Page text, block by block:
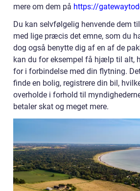
mere om dem på https://
Du kan selvfølgelig henvende dem
med lige præcis det emne, som du
dog også benytte dig af en af de
kan du for eksempel få hjælp til alt,
for i forbindelse med din flytning.
finde en bolig, registrere din bil,
overholde i forhold til
betaler skat og meget mere.